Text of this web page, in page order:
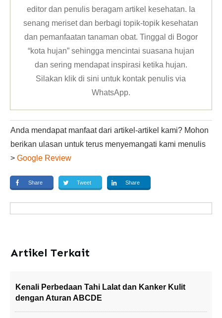
editor dan penulis beragam artikel kesehatan. Ia
senang meriset dan berbagi topik-topik kesehatan
dan pemanfaatan tanaman obat. Tinggal di Bogor
“kota hujan” sehingga mencintai suasana hujan
dan sering mendapat inspirasi ketika hujan.
Silakan klikdi sini untuk kontak penulis via
WhatsApp.
Anda mendapat manfaat dari artikel-artikel kami? Mohon
berikan ulasan untuk terus menyemangati kami menulis
> Google Review
Share Tweet Share
Artikel Terkait
Kenali Perbedaan Tahi Lalat dan Kanker Kulit
dengan Aturan ABCDE